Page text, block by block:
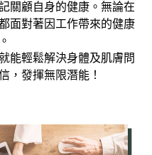
關顧自身的健康。無論在
面對著因工作帶來的健康
能輕鬆解決身體及肌膚問
，發揮無限潛能！